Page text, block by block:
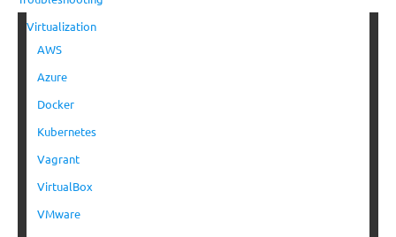
Virtualization
AWS
Azure
Docker
Kubernetes
Vagrant
VirtualBox
VMware